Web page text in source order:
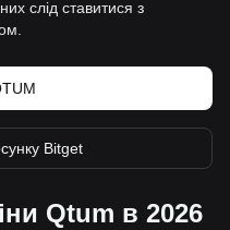
слід ставитися з
Bitget
Qtum в 2026